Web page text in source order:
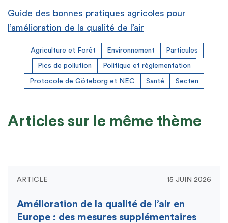
Guide des bonnes pratiques agricoles pour
l’amélioration de la qualité de l’air
Agriculture et Forêt Environnement Particules
Pics de pollution Politique et règlementation
Protocole de Göteborg et NEC Santé Secten
Articles sur le même thème
ARTICLE 15 JUIN 2026
Amélioration de la qualité de l’air en
Europe : des mesures supplémentaires